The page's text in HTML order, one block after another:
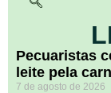
Pecuaristas
leite pela
7 de agosto de 2026